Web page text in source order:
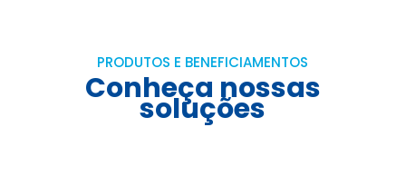
PRODUTOS E BENEFICIAMENTOS
Conheça nossas
soluções